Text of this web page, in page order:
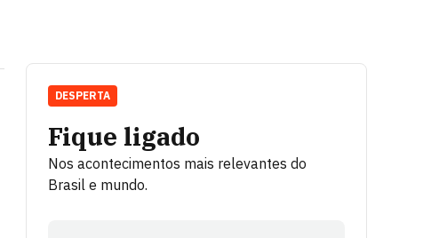
Fique ligado
Nos acontecimentos mais relevantes do
Brasil e mundo.
DESPERTA